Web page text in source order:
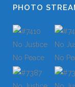
PHOTO